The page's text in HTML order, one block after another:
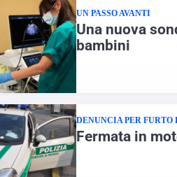
UN PASSO AVANTI
Una nuova
bambini
DENUNCIA PER FURTO
Fermata in